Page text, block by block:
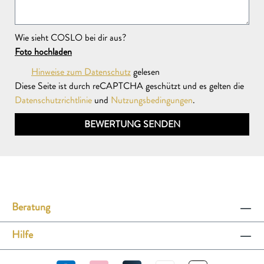
Wie sieht COSLO bei dir aus?
Foto hochladen
Hinweise zum Datenschutz gelesen
Diese Seite ist durch reCAPTCHA geschützt und es gelten die
Datenschutzrichtlinie und Nutzungsbedingungen.
BEWERTUNG SENDEN
Beratung
Hilfe